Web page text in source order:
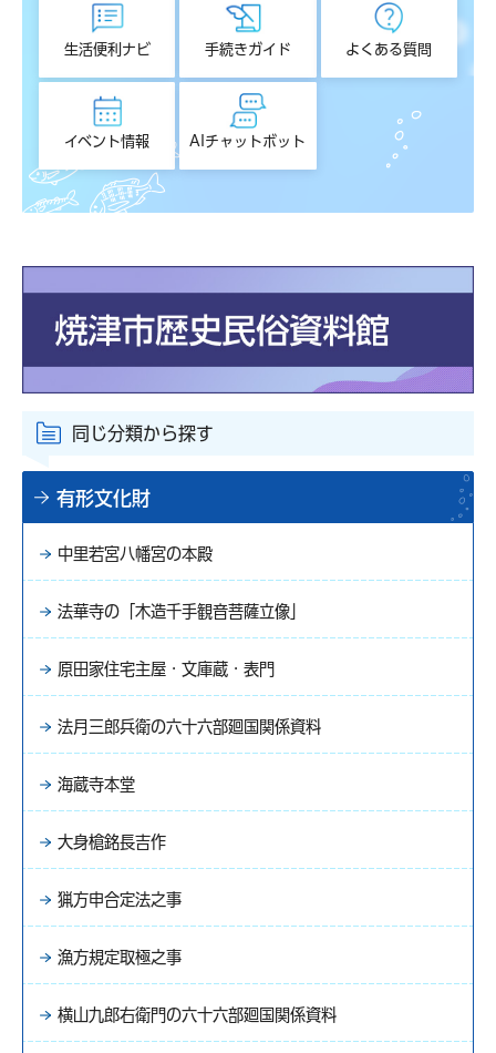
生活便利ナビ 手続きガイド よくある質問
イベント情報 AIチャットボット
同じ分類から探す
有形文化財
中里若宮八幡宮の本殿
法華寺の「木造千手観音菩薩立像」
原田家住宅主屋・文庫蔵・表門
法月三郎兵衛の六十六部廻国関係資料
海蔵寺本堂
大身槍銘長吉作
猟方申合定法之事
漁方規定取極之事
横山九郎右衛門の六十六部廻国関係資料